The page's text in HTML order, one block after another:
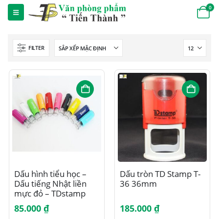
0
FILTER
Dấu hình tiểu học –
Dấu tiếng Nhật liền
mực đỏ – TDstamp
T12 – đường kính
9mm
85.000 ₫
Dấu tròn TD Stamp T-
36 36mm
185.000 ₫